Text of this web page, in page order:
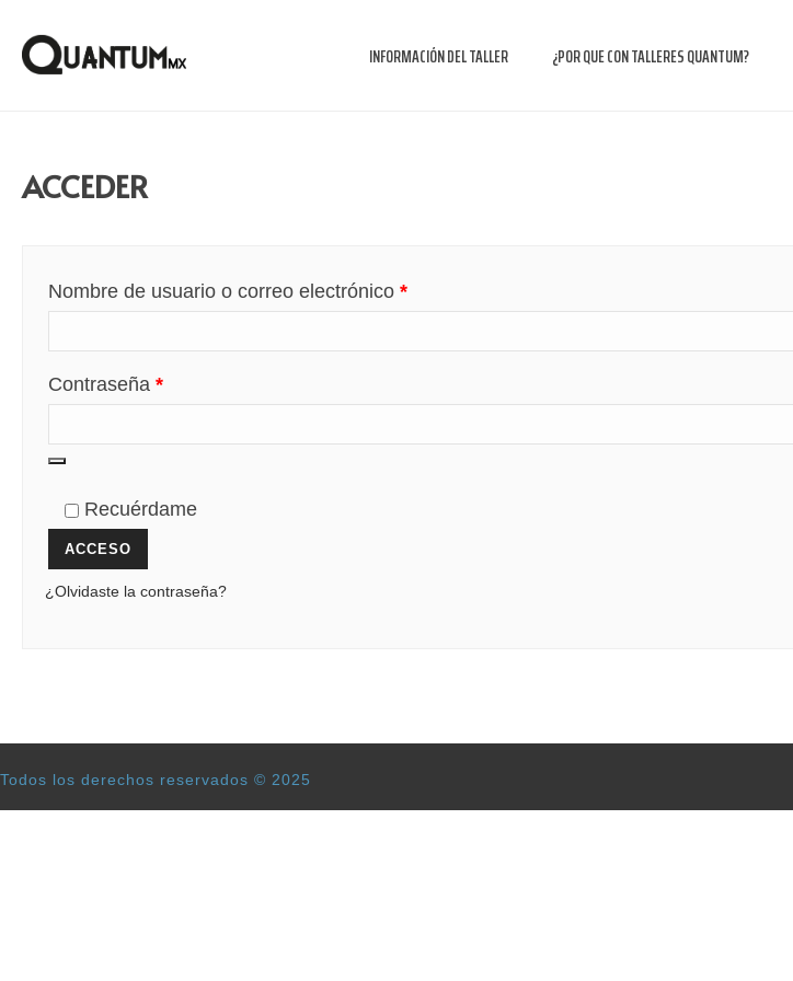
INFORMACIÓN DEL TALLER ¿POR QUE CON TALLERES QUANTUM?
ACCEDER
Nombre de usuario o correo electrónico *Obligatorio
Contraseña *Obligatorio
Recuérdame
ACCESO
¿Olvidaste la contraseña?
Todos los derechos reservados © 2025